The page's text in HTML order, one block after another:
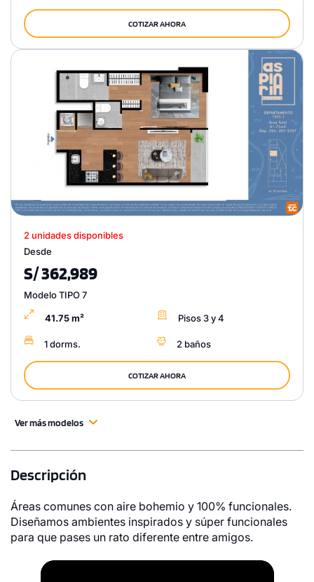
COTIZAR AHORA
2 unidades disponibles
Desde
S/ 362,989
Modelo TIPO 7
41.75 m² Pisos 3 y 4
1 dorms. 2 baños
COTIZAR AHORA
Ver más modelos
Descripción
Áreas comunes con aire bohemio y 100% funcionales.
Diseñamos ambientes inspirados y súper funcionales
para que pases un rato diferente entre amigos.
Video